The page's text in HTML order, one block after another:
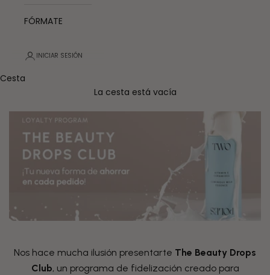
FÓRMATE
INICIAR SESIÓN
Cesta
La cesta está vacía
Nos hace mucha ilusión presentarte The Beauty Drops
Club, un programa de fidelización creado para